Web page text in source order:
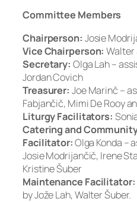
Committee Members
Chairperson: Josie
Vice Chairperson:Walter
Secretary: Olga Lah –
Jordan Covich
Treasurer: Joe Marinč –
Fabjančič, Mimi De Rooy
Liturgy Facilitators:
Catering and
Facilitator:Olga Konda –
Josie Modrijančič, Irene
Kristine Šuber
Maintenance Facilitator:
by Jože Lah, Walter Šuber.